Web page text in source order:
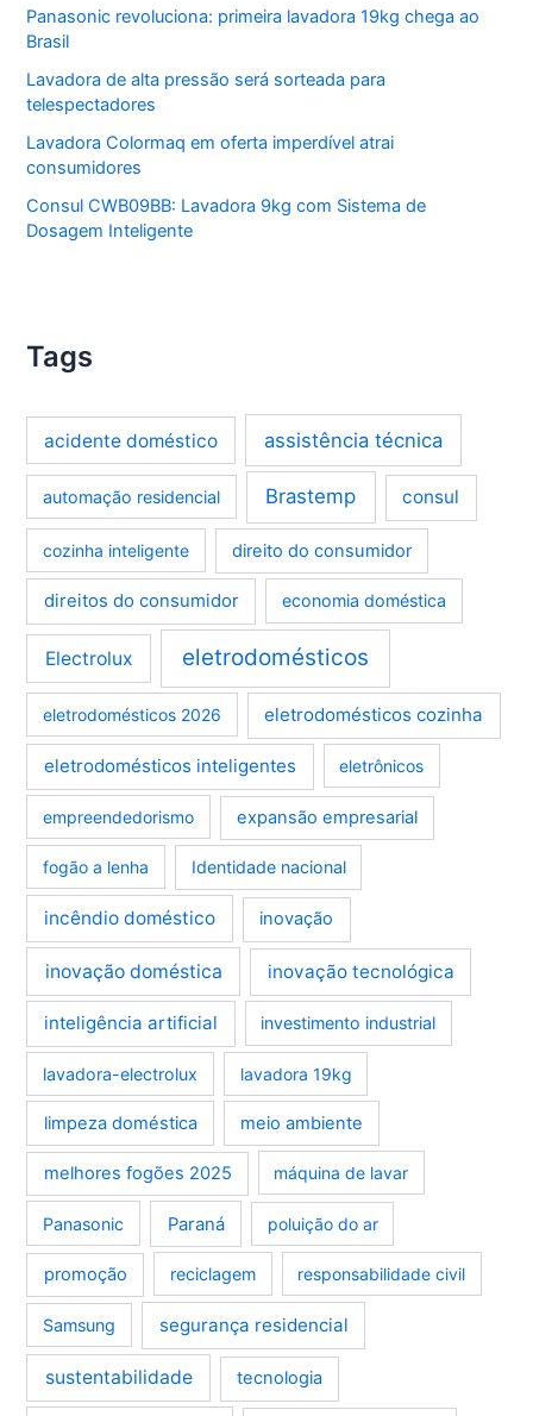
Panasonic revoluciona: primeira lavadora 19kg chega ao
Brasil
Lavadora de alta pressão será sorteada para
telespectadores
Lavadora Colormaq em oferta imperdível atrai
consumidores
Consul CWB09BB: Lavadora 9kg com Sistema de
Dosagem Inteligente
Tags
acidente doméstico assistência técnica
automação residencial Brastemp consul
cozinha inteligente direito do consumidor
direitos do consumidor economia doméstica
Electrolux eletrodomésticos
eletrodomésticos 2026 eletrodomésticos cozinha
eletrodomésticos inteligentes eletrônicos
empreendedorismo expansão empresarial
fogão a lenha Identidade nacional
incêndio doméstico inovação
inovação doméstica inovação tecnológica
inteligência artificial investimento industrial
lavadora-electrolux lavadora 19kg
limpeza doméstica meio ambiente
melhores fogões 2025 máquina de lavar
Panasonic Paraná poluição do ar
promoção reciclagem responsabilidade civil
Samsung segurança residencial
sustentabilidade tecnologia